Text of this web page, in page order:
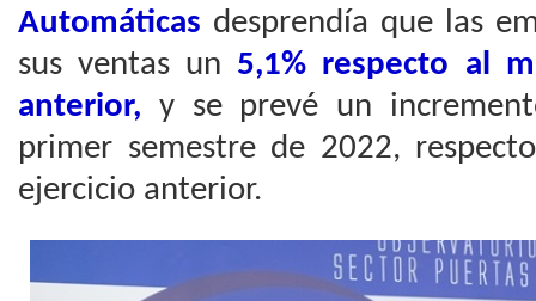
Automáticas desprendía que las
sus ventas un 5,1% respecto al
anterior, y se prevé un
primer semestre de 2022,
ejercicio anterior.